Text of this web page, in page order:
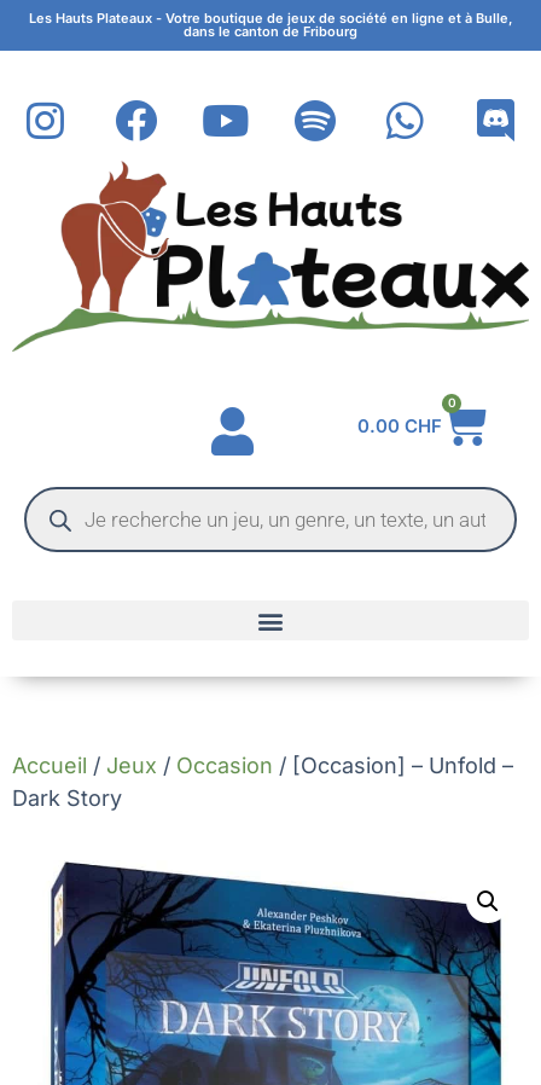
Les Hauts Plateaux - Votre boutique de jeux de société en ligne et à Bulle,
dans le canton de Fribourg
0.00 CHF
0
Accueil / Jeux / Occasion / [Occasion] – Unfold –
Dark Story